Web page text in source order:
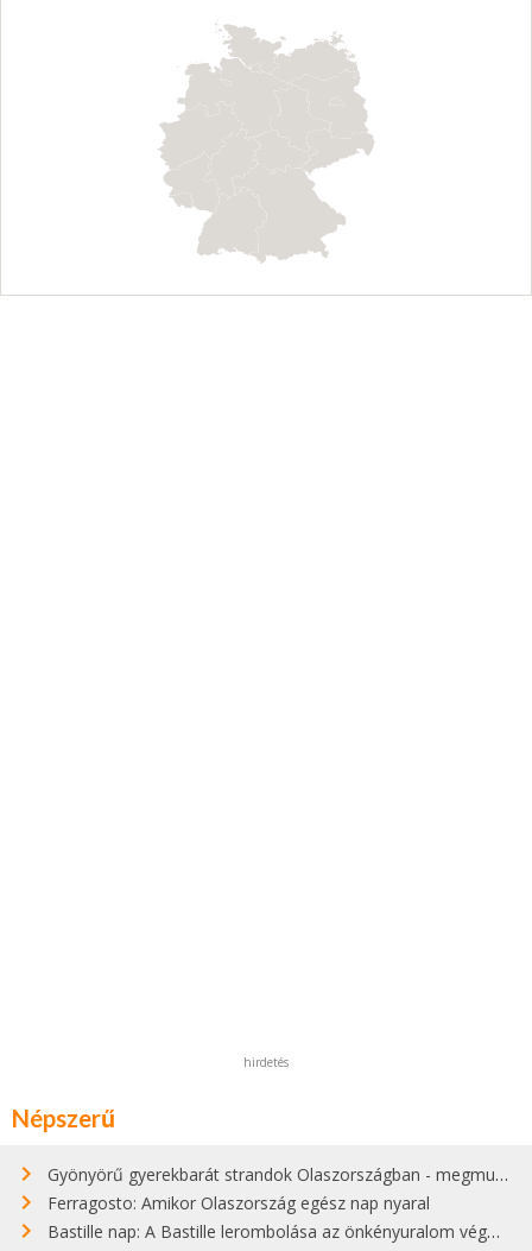
hirdetés
Népszerű
Gyönyörű gyerekbarát strandok Olaszországban - megmutatjuk a 15 legjobbat
Ferragosto: Amikor Olaszország egész nap nyaral
Bastille nap: A Bastille lerombolása az önkényuralom végét jelentette